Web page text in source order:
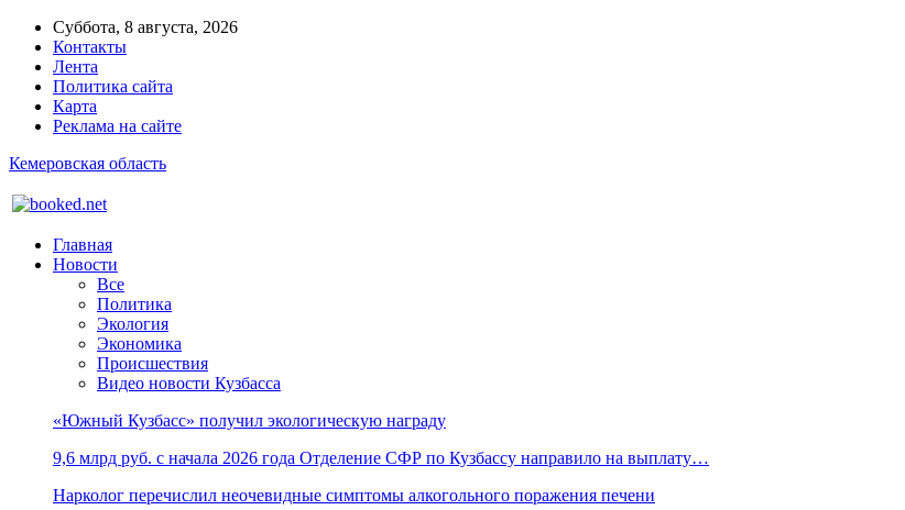
Суббота, 8 августа, 2026
Контакты
Лента
Политика сайта
Карта
Реклама на сайте
Кемеровская область
Главная
Новости
Все
Политика
Экология
Экономика
Происшествия
Видео новости Кузбасса
«Южный Кузбасс» получил экологическую награду
9,6 млрд руб. с начала 2026 года Отделение СФР по Кузбассу направило на выплату…
Нарколог перечислил неочевидные симптомы алкогольного поражения печени